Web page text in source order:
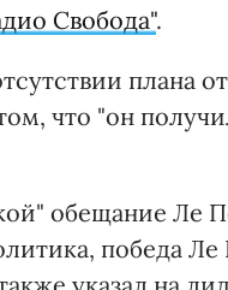
Свобода".
плана
что "он
обещание Ле
победа Ле